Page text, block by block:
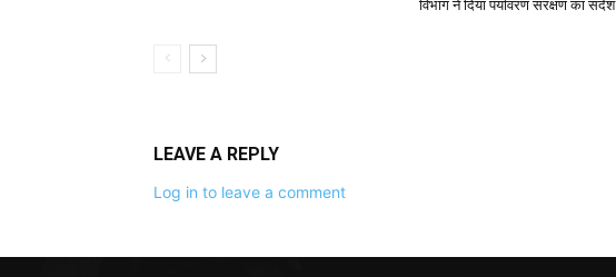
विभाग ने दिया पर्यावरण संरक्षण का संदेश
LEAVE A REPLY
Log in to leave a comment